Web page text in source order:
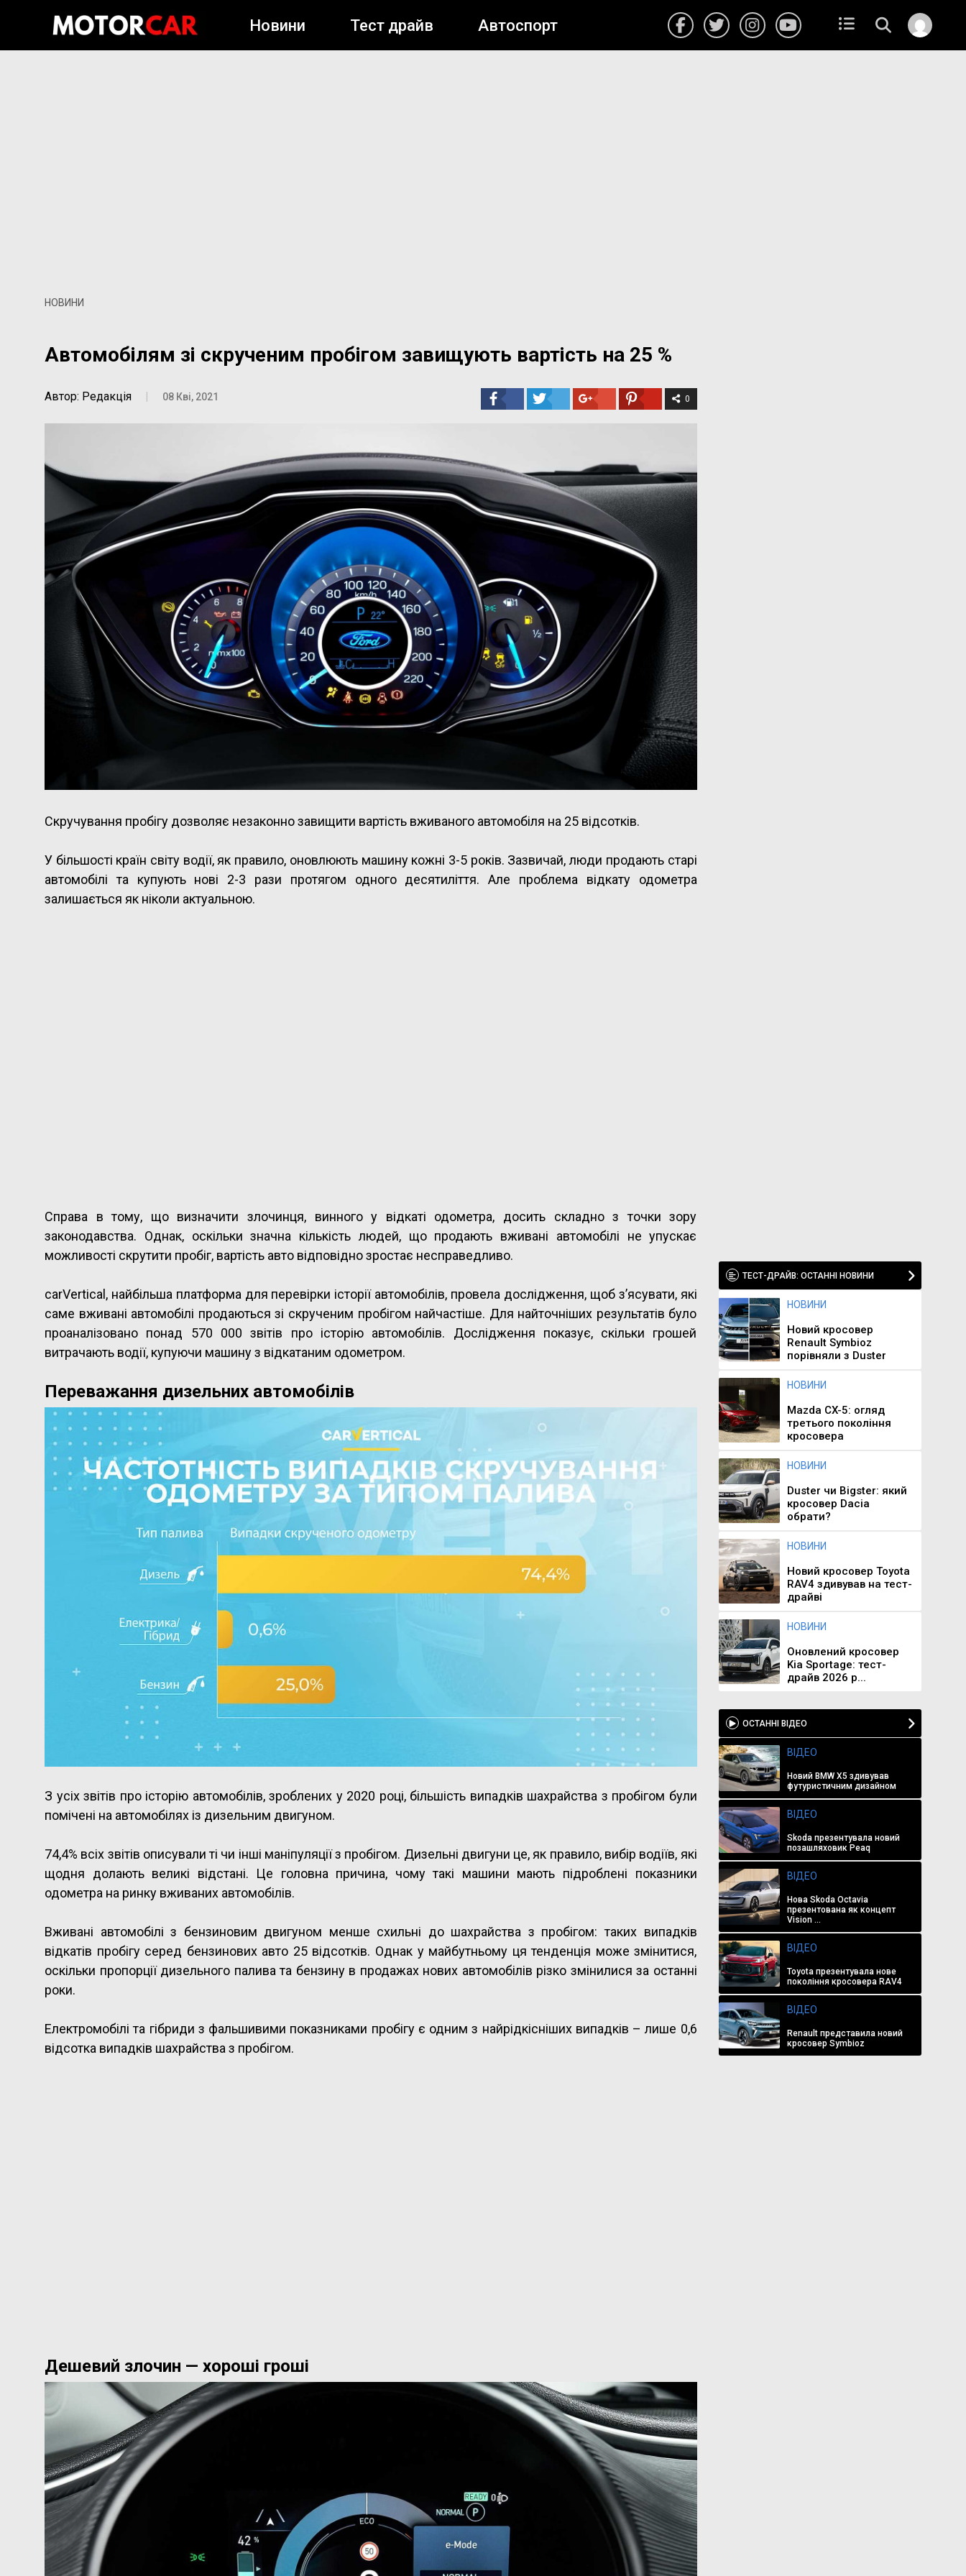
Новини Тест драйв Автоспорт
НОВИНИ
Автомобілям зі скрученим пробігом завищують вартість на 25 %
Автор: Редакція | 08 Кві, 2021 0
Скручування пробігу дозволяє незаконно завищити вартість вживаного автомобіля на 25 відсотків.
У більшості країн світу водії, як правило, оновлюють машину кожні 3-5 років. Зазвичай, люди продають старі
автомобілі та купують нові 2-3 рази протягом одного десятиліття. Але проблема відкату одометра
залишається як ніколи актуальною.
Справа в тому, що визначити злочинця, винного у вiдкаті одометра, досить складно з точки зору
законодавства. Однак, оскільки значна кількість людей, що продають вживані автомобілі не упускає
можливості скрутити пробіг, вартість авто відповідно зростає несправедливо.
carVertical, найбільша платформа для перевірки історії автомобілів, провела дослідження, щоб з’ясувати, які
саме вживані автомобілі продаються зі скрученим пробігом найчастіше. Для найточніших результатів було
проаналізовано понад 570 000 звітів про історію автомобілів. Дослідження показує, скільки грошей
витрачають водії, купуючи машину з відкатаним одометром.
Переважання дизельних автомобілів
З усіх звітів про історію автомобілів, зроблених у 2020 році, більшість випадків шахрайства з пробігом були
помічені на автомобілях із дизельним двигуном.
74,4% всіх звітів описували ті чи інші маніпуляції з пробігом. Дизельні двигуни це, як правило, вибір водіїв, які
щодня долають великі відстані. Це головна причина, чому такі машини мають підроблені показники
одометра на ринку вживаних автомобілів.
Вживані автомобілі з бензиновим двигуном менше схильні до шахрайства з пробігом: таких випадків
відкатів пробігу серед бензинових авто 25 відсотків. Однак у майбутньому ця тенденція може змінитися,
оскільки пропорції дизельного палива та бензину в продажах нових автомобілів різко змінилися за останні
роки.
Електромобілі та гібриди з фальшивими показниками пробігу є одним з найрідкісніших випадкiв – лише 0,6
відсотка випадків шахрайства з пробігом.
Дешевий злочин — хороші гроші
ТЕСТ-ДРАЙВ: ОСТАННІ НОВИНИ
НОВИНИ
Новий кросовер
Renault Symbioz
порівняли з Duster
НОВИНИ
Mazda CX-5: огляд
третього покоління
кросовера
НОВИНИ
Duster чи Bigster: який
кросовер Dacia
обрати?
НОВИНИ
Новий кросовер Toyota
RAV4 здивував на тест-
драйві
НОВИНИ
Оновлений кросовер
Kia Sportage: тест-
драйв 2026 р...
ОСТАННІ ВІДЕО
ВІДЕО
Новий BMW X5 здивував
футуристичним дизайном
ВІДЕО
Skoda презентувала новий
позашляховик Peaq
ВІДЕО
Нова Skoda Octavia
презентована як концепт
Vision ...
ВІДЕО
Toyota презентувала нове
покоління кросовера RAV4
ВІДЕО
Renault представила новий
кросовер Symbioz